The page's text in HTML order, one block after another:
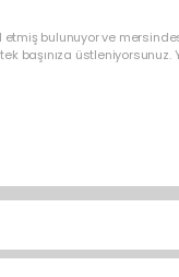
etmiş bulunuyor ve
başınıza